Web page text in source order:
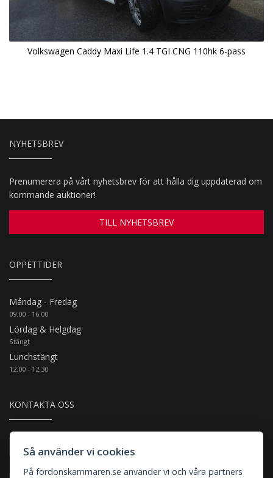
Volkswagen Caddy Maxi Life 1.4 TGI CNG 110hk 6-pass
NYHETSBREV
Prenumerera på vårt nyhetsbrev för att hålla dig uppdaterad om
kommande auktioner!
TILL NYHETSBREV
ÖPPETTIDER
Måndag - Fredag
09.00 - 16.00
Lördag & Helgdag
Stängt
Lunchstängt
12.00 - 12.30
KONTAKTA OSS
Arlandastad (Motortown)
Så använder vi cookies
På fordonskammaren.se använder vi och våra partners